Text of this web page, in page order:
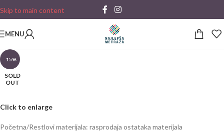
Skip to main content
MENU
-15%
SOLD
OUT
Click to enlarge
Početna/Restlovi materijala: rasprodaja ostataka materijala